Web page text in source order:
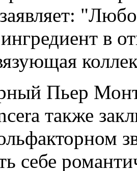
в
Пьер
также
себе